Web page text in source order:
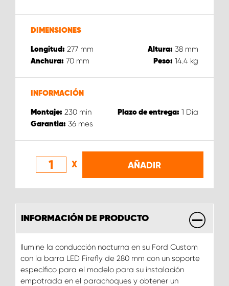
DIMENSIONES
Longitud: 277 mm Altura: 38 mm
Anchura: 70 mm Peso: 14.4 kg
INFORMACIÓN
Montaje: 230 min Plazo de entrega: 1 Dia
Garantia: 36 mes
X AÑADIR
INFORMACIÓN DE PRODUCTO
Ilumine la conducción nocturna en su Ford Custom
con la barra LED Firefly de 280 mm con un soporte
específico para el modelo para su instalación
empotrada en el parachoques y obtener un